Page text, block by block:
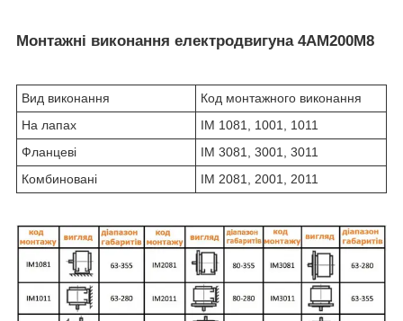
Монтажні виконання електродвигуна 4АМ200М8
Вид виконання
Код монтажного виконання
На лапах
IM 1081, 1001, 1011
Фланцеві
IM 3081, 3001, 3011
Комбиновані
IM 2081, 2001, 2011